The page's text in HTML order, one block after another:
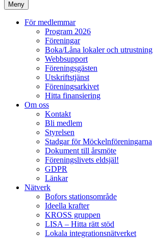
Meny
För medlemmar
Program 2026
Föreningar
Boka/Låna lokaler och utrustning
Webbsupport
Föreningsgästen
Utskriftstjänst
Föreningsarkivet
Hitta finansiering
Om oss
Kontakt
Bli medlem
Styrelsen
Stadgar för Möckelnföreningarna
Dokument till årsmöte
Föreningslivets eldsjäl!
GDPR
Länkar
Nätverk
Bofors stationsområde
Ideella krafter
KROSS gruppen
LISA – Hitta rätt stöd
Lokala integrationsnätverket